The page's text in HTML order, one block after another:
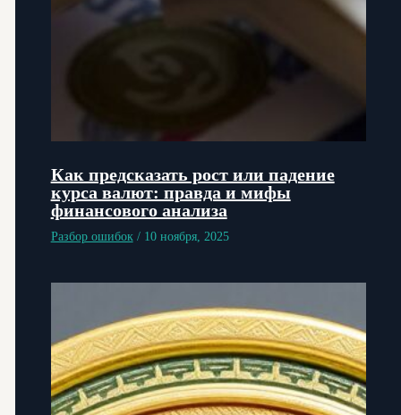
Как предсказать рост или падение
курса валют: правда и мифы
финансового анализа
Разбор ошибок/ 10 ноября, 2025